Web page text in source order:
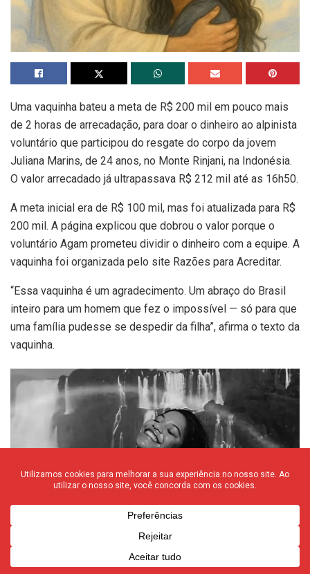
Uma vaquinha bateu a meta de R$ 200 mil em pouco mais
de 2 horas de arrecadação, para doar o dinheiro ao alpinista
voluntário que participou do resgate do corpo da jovem
Juliana Marins, de 24 anos, no Monte Rinjani, na Indonésia.
O valor arrecadado já ultrapassava R$ 212 mil até as 16h50.
A meta inicial era de R$ 100 mil, mas foi atualizada para R$
200 mil. A página explicou que dobrou o valor porque o
voluntário Agam prometeu dividir o dinheiro com a equipe. A
vaquinha foi organizada pelo site Razões para Acreditar.
“Essa vaquinha é um agradecimento. Um abraço do Brasil
inteiro para um homem que fez o impossível — só para que
uma família pudesse se despedir da filha”, afirma o texto da
vaquinha.